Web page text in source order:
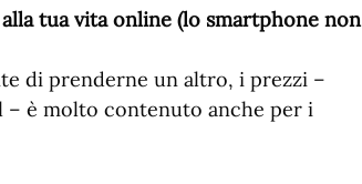
tua vita online (lo smartphone non
di prenderne un altro, i prezzi –
– è molto contenuto anche per i